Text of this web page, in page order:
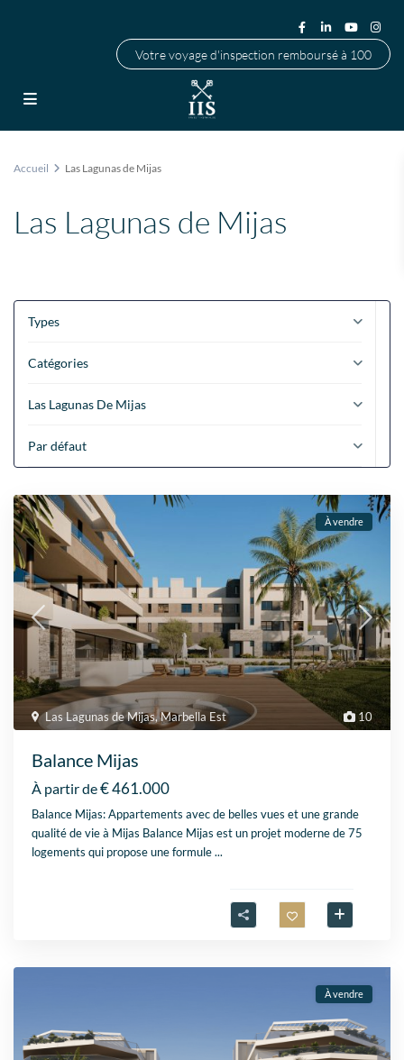
Votre voyage d'inspection remboursé à 100
Accueil Las Lagunas de Mijas
Las Lagunas de Mijas
Types
Catégories
Las Lagunas De Mijas
Par défaut
10
Las Lagunas de Mijas,Marbella Est
À vendre
Balance Mijas
À partir de€ 461.000
Balance Mijas: Appartements avec de belles vues et une grande
qualité de vie à Mijas Balance Mijas est un projet moderne de 75
logements qui propose une formule...
À vendre